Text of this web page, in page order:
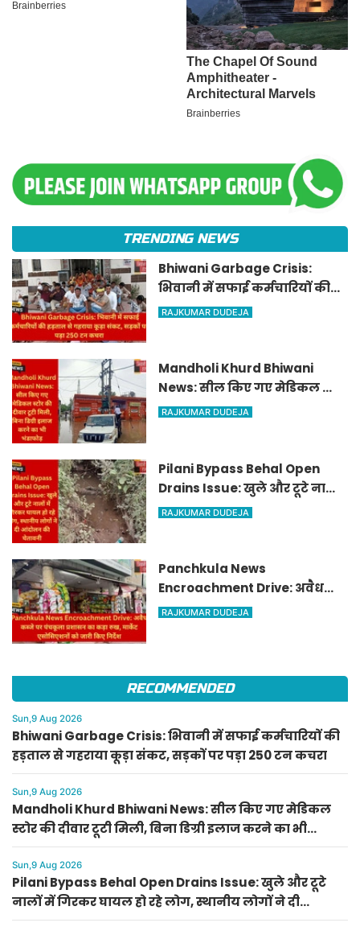
TRENDING NEWS
Bhiwani Garbage Crisis:
भिवानी में सफाई कर्मचारियों की
हड़ताल से गहराया कूड़ा संकट,
RAJKUMAR DUDEJA
Mandholi Khurd Bhiwani
News: सील किए गए मेडिकल स्टोर
की दीवार टूटी मिली, बिना डिग्री
RAJKUMAR DUDEJA
Pilani Bypass Behal Open
Drains Issue: खुले और टूटे नालों
में गिरकर घायल हो रहे लोग,
RAJKUMAR DUDEJA
Panchkula News
Encroachment Drive: अवैध
कब्जे पर पंचकूला प्रशासन का कड़ा
RAJKUMAR DUDEJA
RECOMMENDED
Sun,9 Aug 2026
Bhiwani Garbage Crisis: भिवानी में सफाई कर्मचारियों की
हड़ताल से गहराया कूड़ा संकट, सड़कों पर पड़ा 250 टन कचरा
Sun,9 Aug 2026
Mandholi Khurd Bhiwani News: सील किए गए मेडिकल
स्टोर की दीवार टूटी मिली, बिना डिग्री इलाज करने का भी
भंडाफोड़
Sun,9 Aug 2026
Pilani Bypass Behal Open Drains Issue: खुले और टूटे
नालों में गिरकर घायल हो रहे लोग, स्थानीय लोगों ने दी
आंदोलन की चेतावनी